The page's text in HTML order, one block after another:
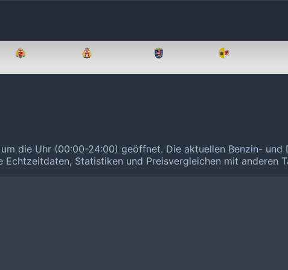
die Uhr (00:00-24:00) geöffnet. Die aktuellen Benzin- und
Echtzeitdaten, Statistiken und Preisvergleichen mit anderen